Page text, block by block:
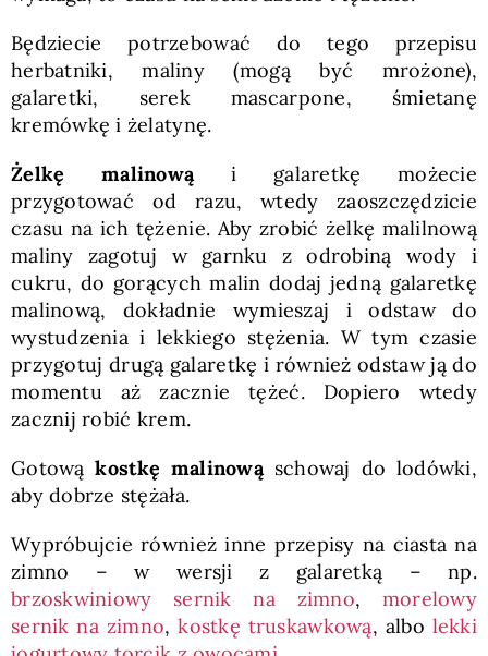
Będziecie potrzebować do tego przepisu
herbatniki, maliny (mogą być mrożone),
galaretki, serek mascarpone, śmietanę
kremówkę i żelatynę.
Żelkę malinowąi galaretkę możecie
przygotować od razu, wtedy zaoszczędzicie
czasu na ich tężenie. Aby zrobić żelkę malilnową
maliny zagotuj w garnku z odrobiną wody i
cukru, do gorących malin dodaj jedną galaretkę
malinową, dokładnie wymieszaj i odstaw do
wystudzenia i lekkiego stężenia. W tym czasie
przygotuj drugą galaretkę i również odstaw ją do
momentu aż zacznie tężeć. Dopiero wtedy
zacznij robić krem.
Gotowąkostkę malinowąschowaj do lodówki,
aby dobrze stężała.
Wypróbujcie również inne przepisy na ciasta na
zimno – w wersji z galaretką – np.
brzoskwiniowy sernik na zimno, morelowy
sernik na zimno,kostkę truskawkową, albo lekki